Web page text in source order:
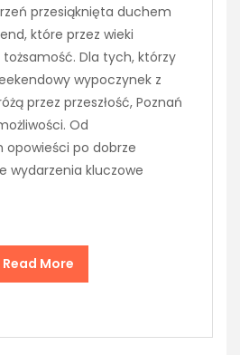
przesiąknięta duchem
które przez wieki
tożsamość. Dla tych, którzy
wypoczynek z
przez przeszłość, Poznań
Od
opowieści po dobrze
wydarzenia kluczowe
Read More